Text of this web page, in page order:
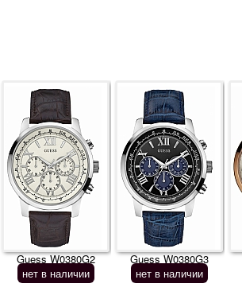
Guess W0380G2
нет в наличии
Guess W0380G3
нет в наличии